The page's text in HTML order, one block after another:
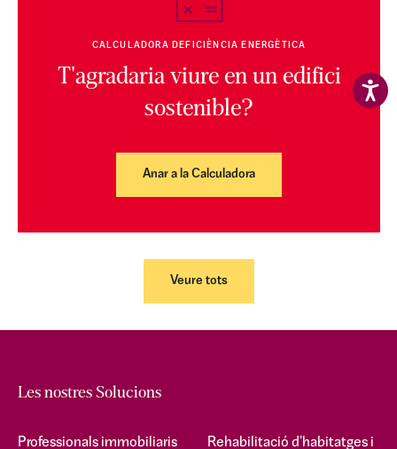
CALCULADORA DEFICIÈNCIA ENERGÈTICA
T'agradaria viure en un edifici
sostenible?
Anar a la Calculadora
Veure tots
Les nostres Solucions
Professionals immobiliaris
Rehabilitació d'habitatges i